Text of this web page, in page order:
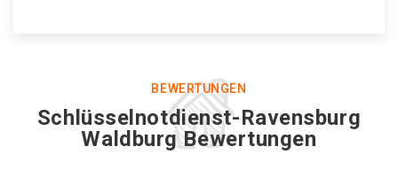
BEWERTUNGEN
Schlüsselnotdienst-Ravensburg
Waldburg Bewertungen